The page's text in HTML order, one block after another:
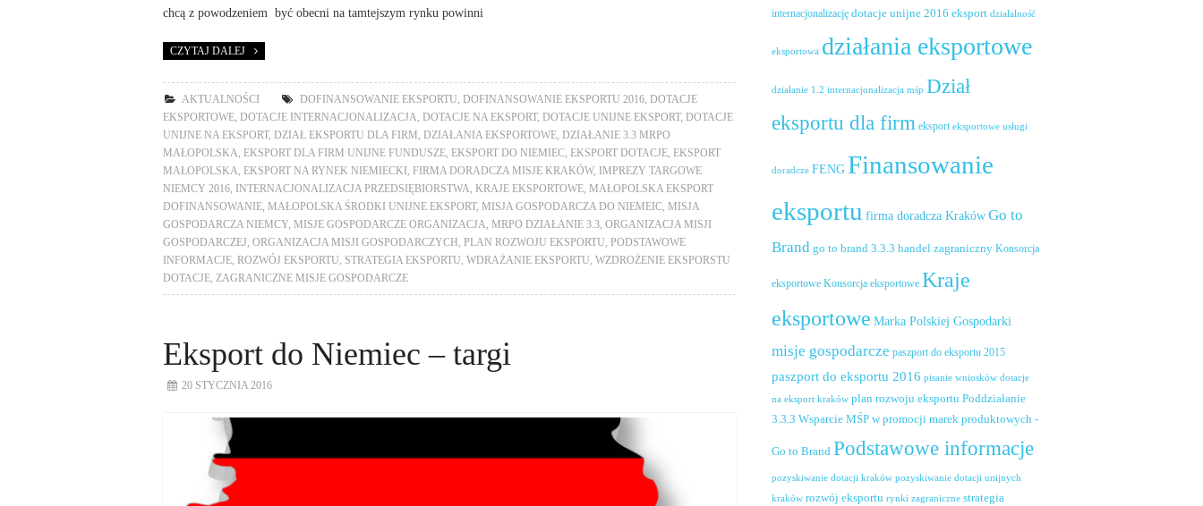
chcą z powodzeniem być obecni na tamtejszym rynku powinni
CZYTAJ DALEJ
AKTUALNOŚCI DOFINANSOWANIE EKSPORTU DOFINANSOWANIE EKSPORTU 2016, DOTACJE
EKSPORTOWE DOTACJE INTERNACJONALIZACJA DOTACJE NA EKSPORT, DOTACJE UNIJNE EKSPORT, DOTACJE
UNIJNE NA EKSPORT, DZIAŁ EKSPORTU DLA FIRM DZIAŁANIA EKSPORTOWE DZIAŁANIE 3.3 MRPO
MAŁOPOLSKA EKSPORT DLA FIRM UNIJNE FUNDUSZE EKSPORT DO NIEMIEC EKSPORT DOTACJE EKSPORT
MAŁOPOLSKA EKSPORT NA RYNEK NIEMIECKI FIRMA DORADCZA MISJE KRAKÓW,
IMPREZY TARGOWE
NIEMCY 2016
INTERNACJONALIZACJA PRZEDSIĘBIORSTWA KRAJE EKSPORTOWE MAŁOPOLSKA EKSPORT
DOFINANSOWANIE MAŁOPOLSKA ŚRODKI UNIJNE EKSPORT, MISJA GOSPODARCZA DO NIEMEIC MISJA
GOSPODARCZA NIEMCY MISJE GOSPODARCZE ORGANIZACJA MRPO DZIAŁANIE 3.3 ORGANIZACJA MISJI
GOSPODARCZEJ ORGANIZACJA MISJI GOSPODARCZYCH PLAN ROZWOJU EKSPORTU PODSTAWOWE
INFORMACJE ROZWÓJ EKSPORTU STRATEGIA EKSPORTU WDRAŻANIE EKSPORTU WZDROŻENIE EKSPORSTU
DOTACJE ZAGRANICZNE MISJE GOSPODARCZE
Eksport do Niemiec – targi
20 STYCZNIA 2016
internacjonalizację dotacje unijne 2016 eksport działalność
eksportowa działania eksportowe
działanie 1.2 internacjonalizacja mśp Dział
eksportu dla firm eksport eksportowe usługi
doradcze FENG Finansowanie
eksportu firma doradcza KrakówGo to
Brand go to brand 3.3.3 handel zagraniczny Konsorcja
eksportowe Konsorcja eksportowe Kraje
eksportowe Marka Polskiej Gospodarki
misje gospodarcze paszport do eksportu 2015
paszport do eksportu 2016 pisanie wniosków dotacje
na eksport kraków plan rozwoju eksportu Poddziałanie
3.3.3 Wsparcie MŚP w promocji marek produktowych -
Go to Brand Podstawowe informacje
pozyskiwanie dotacji kraków pozyskiwanie dotacji unijnych
kraków rozwój eksportu rynki zagraniczne strategia